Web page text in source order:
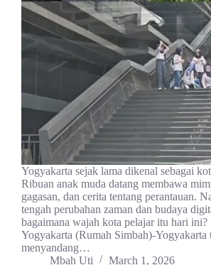
Yogyakarta sejak lama dikenal sebagai
Ribuan anak muda datang membawa
gagasan, dan cerita tentang perantauan.
tengah perubahan zaman dan budaya
bagaimana wajah kota pelajar itu hari ini?
Yogyakarta (Rumah Simbah)-Yogyakarta
menyandang…
Mbah Uti
March 1, 2026